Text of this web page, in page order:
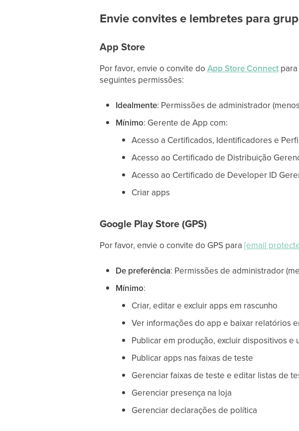
Envie convites e lembretes para
App Store
Por favor, envie o convite do App Store Connectpara
seguintes permissões:
Idealmente: Permissões de administrador
Mínimo: Gerente de App com:
Acesso a Certificados, Identificadores e
Acesso ao Certificado de Distribuição
Acesso ao Certificado de Developer ID
Criar apps
Google Play Store (GPS)
Por favor, envie o convite do GPS para [email
De preferência: Permissões de administrador
Mínimo:
Criar, editar e excluir apps em rascunho
Ver informações do app e baixar relatórios
Publicar em produção, excluir dispositivos e
Publicar apps nas faixas de teste
Gerenciar faixas de teste e editar listas de
Gerenciar presença na loja
Gerenciar declarações de política